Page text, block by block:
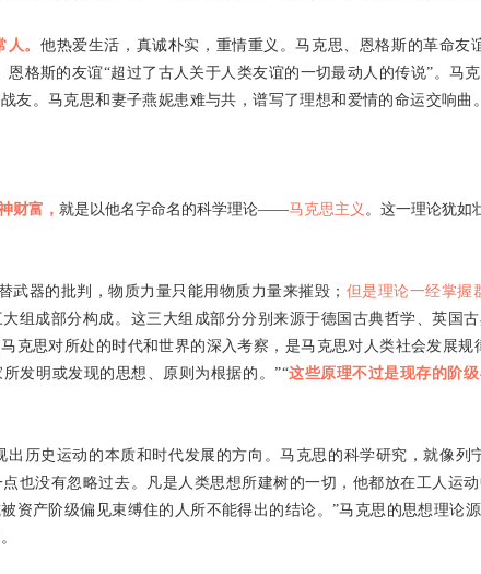
人。他热爱生活，真诚朴实，重情重义。马克思、恩格斯的革命友
格斯的友谊“超过了古人关于人类友谊的一切最动人的传说”。马
友。马克思和妻子燕妮患难与共，谱写了理想和爱情的命运交响曲。
财富， 就是以他名字命名的科学理论——马克思主义 。这一理论犹如
武器的批判，物质力量只能用物质力量来摧毁； 但是理论一经掌握
大组成部分构成。这三大组成部分分别来源于德国古典哲学、英国
克思对所处的时代和世界的深入考察，是马克思对人类社会发展
发明或发现的思想、原则为根据的。”“这些原理不过是现存的阶
历史运动的本质和时代发展的方向。马克思的科学研究，就像列
也没有忽略过去。凡是人类思想所建树的一切，他都放在工人运
资产阶级偏见束缚住的人所不能得出的结论。”马克思的思想理论